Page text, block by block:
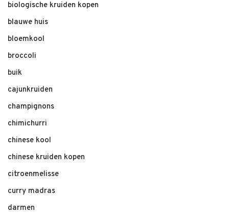
biologische kruiden kopen
blauwe huis
bloemkool
broccoli
buik
cajunkruiden
champignons
chimichurri
chinese kool
chinese kruiden kopen
citroenmelisse
curry madras
darmen